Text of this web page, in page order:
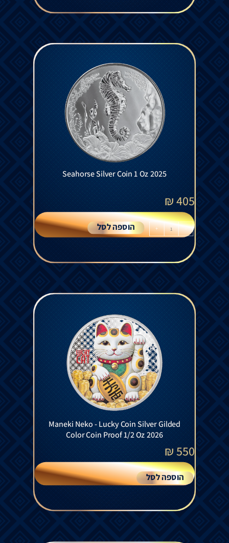
Seahorse Silver Coin 1 Oz 2025
405
₪
-
+ הוספה לסל
Maneki Neko - Lucky Coin Silver Gilded
Color Coin Proof 1/2 Oz 2026
550
₪
הוספה לסל